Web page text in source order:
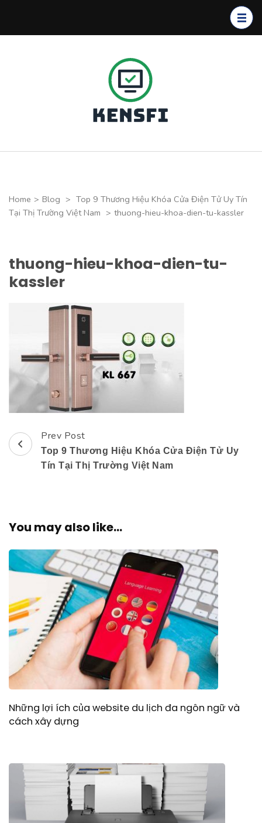
Home > Blog > Top 9 Thương Hiệu Khóa Cửa Điện Tử Uy Tín
Tại Thị Trường Việt Nam > thuong-hieu-khoa-dien-tu-kassler
thuong-hieu-khoa-dien-tu-
kassler
Post
Navigation
Prev Post
Top 9 Thương Hiệu Khóa Cửa Điện Tử Uy
Tín Tại Thị Trường Việt Nam
You may also like...
Những lợi ích của website du lịch đa ngôn ngữ và
cách xây dựng